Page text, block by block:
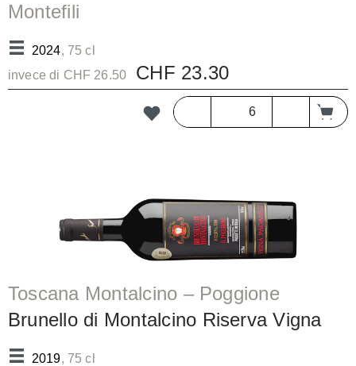
Montefili
Biancone Chardonnay Toscana IGT/b
2024, 75 cl
invece di CHF 26.50
CHF 23.30
Toscana Montalcino – Poggione
Brunello di Montalcino Riserva Vigna
Paganelli DOCG/b
2019, 75 cl